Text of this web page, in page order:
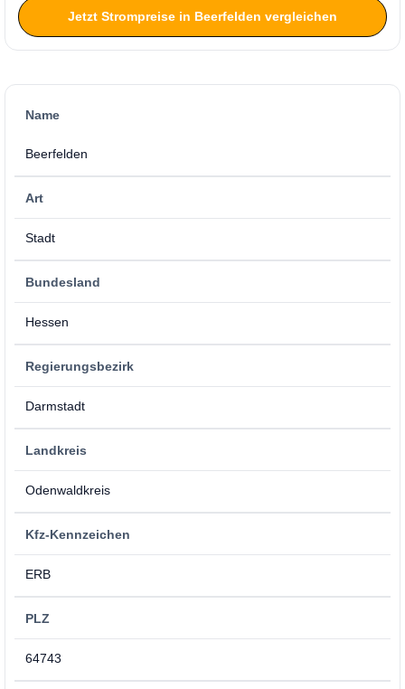
Jetzt Strompreise in Beerfelden vergleichen
Name
Beerfelden
Art
Stadt
Bundesland
Hessen
Regierungsbezirk
Darmstadt
Landkreis
Odenwaldkreis
Kfz-Kennzeichen
ERB
PLZ
64743